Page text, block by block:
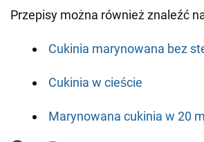
Przepisy można również znaleźć
Cukinia marynowana bez
Cukinia w cieście
Marynowana cukinia w 20